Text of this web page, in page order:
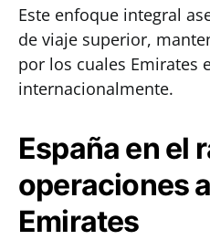
Este enfoque integral
de viaje superior,
por los cuales Emirates
internacionalmente.
España en el
operaciones
Emirates